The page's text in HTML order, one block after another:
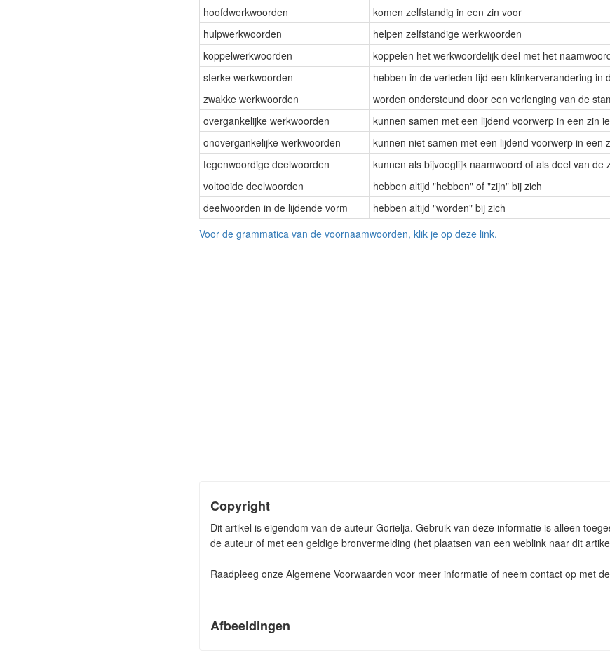
hoofdwerkwoorden
komen zelfstandig in een zin voor
hulpwerkwoorden
helpen zelfstandige werkwoorden
koppelwerkwoorden
koppelen het werkwoordelijk deel met het
sterke werkwoorden
hebben in de verleden tijd een klinkerverandering in
zwakke werkwoorden
worden ondersteund door een verlenging van de
overgankelijke werkwoorden
kunnen samen met een lijdend voorwerp in een zin
onovergankelijke werkwoorden
kunnen niet samen met een lijdend voorwerp in een
tegenwoordige deelwoorden
kunnen als bijvoeglijk naamwoord of als deel van de
voltooide deelwoorden
hebben altijd "hebben" of "zijn" bij zich
deelwoorden in de lijdende vorm
hebben altijd "worden" bij zich
Voor de grammatica van de voornaamwoorden, klik je op deze link.
Copyright
Dit artikel is eigendom van de auteur Gorielja. Gebruik van deze informatie is alleen
de auteur of met een geldige bronvermelding (het plaatsen van een weblink naar dit
Raadpleeg onze Algemene Voorwaarden voor meer informatie of neem contact op met
Afbeeldingen